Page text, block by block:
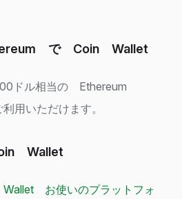
で Coin Wallet
ドル相当の Ethereum
用いただけます。
Wallet
お使いのプラットフォ